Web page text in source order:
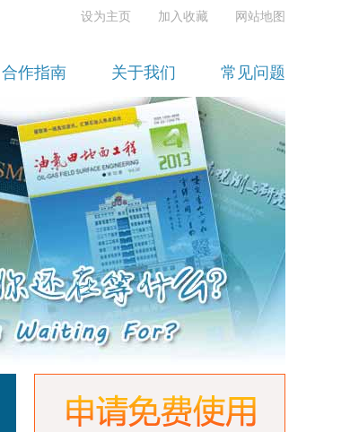
设为主页 加入收藏 网站地图
合作指南 关于我们 常见问题